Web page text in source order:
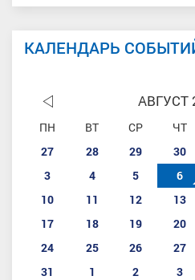
КАЛЕНДАРЬ
АВГУСТ
ПН ВТ СР ЧТ
27
28 29 30
3
4 5 6
10
11 12 13
17
18 19 20
24
25 26 27
31
1 2 3